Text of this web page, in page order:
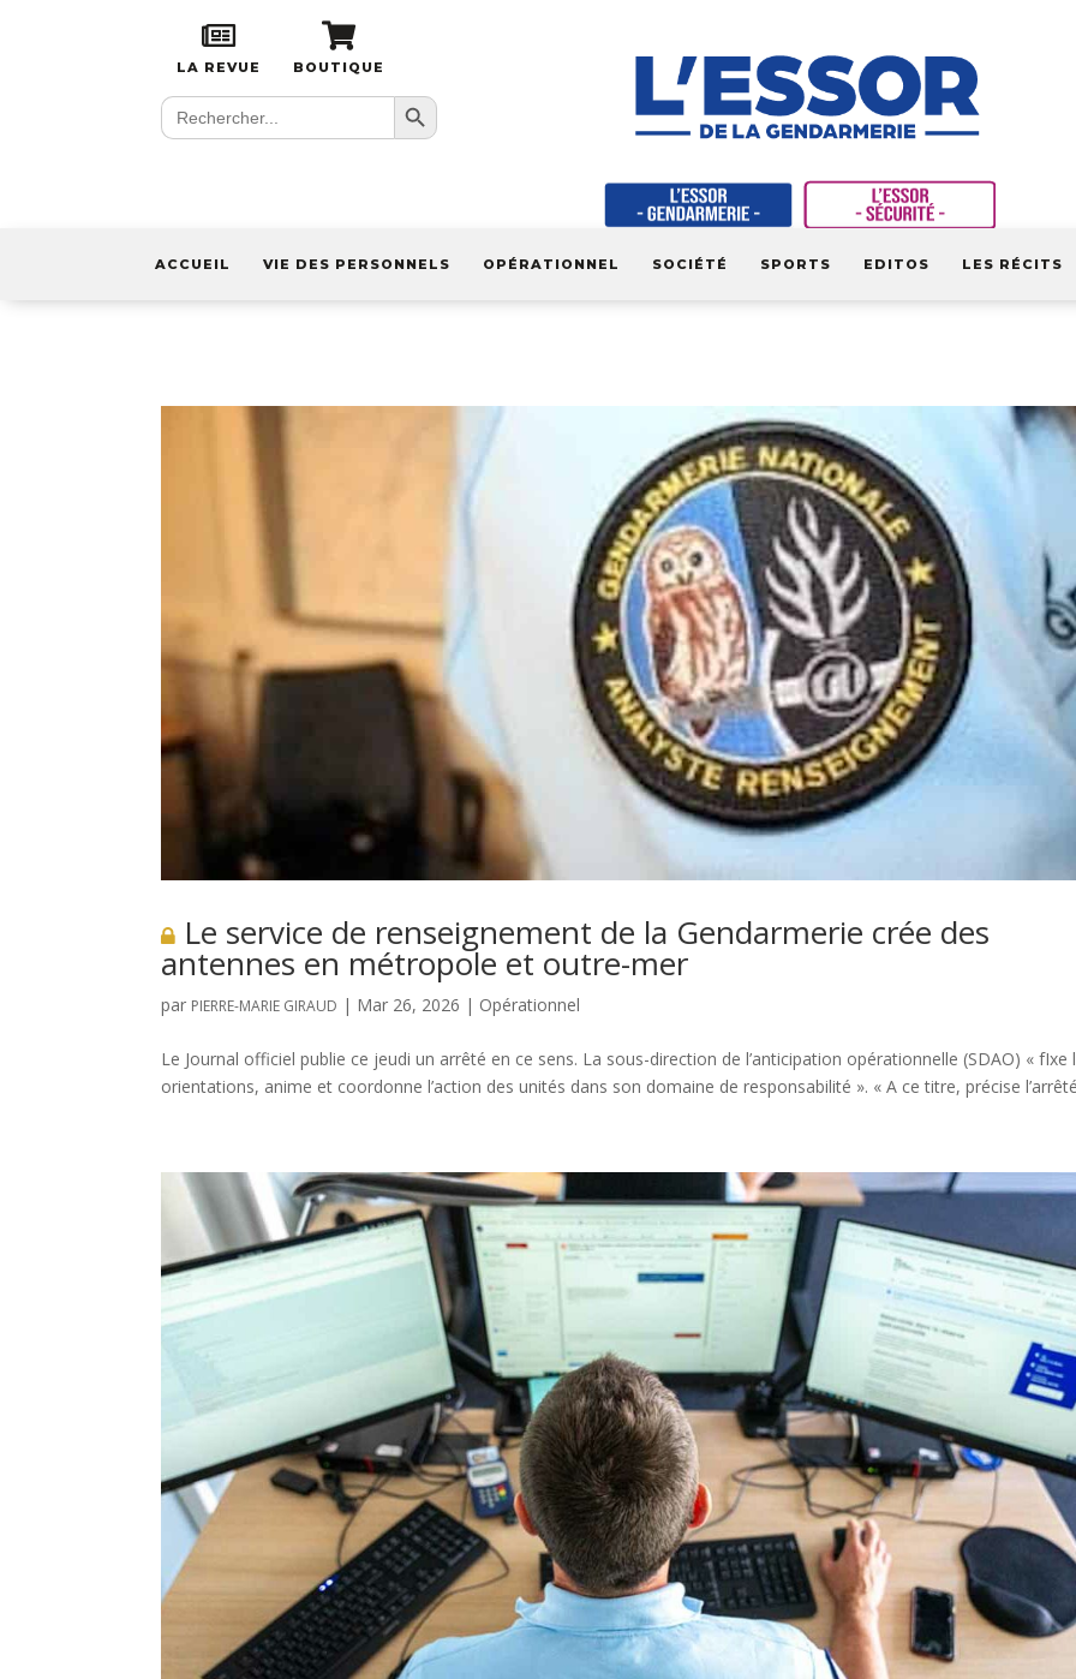
LA REVUE BOUTIQUE
Search
for:
Search Button
ACCUEIL VIE DES PERSONNELS OPÉRATIONNEL SOCIÉTÉ SPORTS EDITOS LES RÉCITS
Le service de renseignement de la Gendarmerie crée des
antennes en métropole et outre-mer
par PIERRE-MARIE GIRAUD | Mar 26, 2026 | Opérationnel
Le Journal officiel publie ce jeudi un arrêté en ce sens. La sous-direction de l’anticipation opérationnelle (SDAO) « fIxe
orientations, anime et coordonne l’action des unités dans son domaine de responsabilité ». « A ce titre, précise